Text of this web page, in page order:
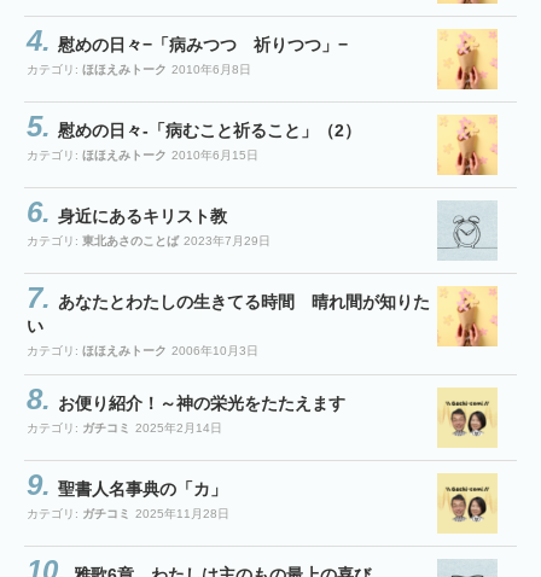
慰めの日々−「病みつつ 祈りつつ」−
カテゴリ: ほほえみトーク 2010年6月8日
慰めの日々-「病むこと祈ること」（2）
カテゴリ: ほほえみトーク 2010年6月15日
身近にあるキリスト教
カテゴリ: 東北あさのことば 2023年7月29日
あなたとわたしの生きてる時間 晴れ間が知りた
い
カテゴリ: ほほえみトーク 2006年10月3日
お便り紹介！～神の栄光をたたえます
カテゴリ: ガチコミ 2025年2月14日
聖書人名事典の「カ」
カテゴリ: ガチコミ 2025年11月28日